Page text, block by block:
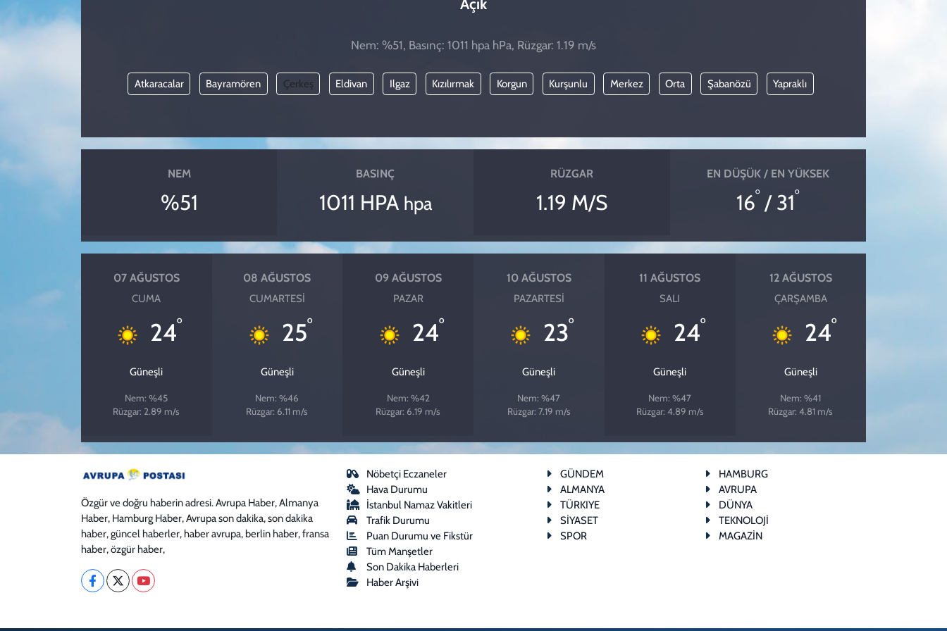
Nem: %51, Basınç: 1011 hpa hPa, Rüzgar: 1.19 m/s
Atkaracalar Bayramören Çerkeş Eldivan Ilgaz Kızılırmak Korgun Kurşunlu Merkez Orta Şabanözü Yapraklı
NEM
%51
BASINÇ
1011 HPA hpa
RÜZGAR
1.19 M/S
EN DÜŞÜK / EN YÜKSEK
16° / 31°
07 AĞUSTOS
CUMA
24°
Güneşli
Nem: %45
Rüzgar: 2.89 m/s
08 AĞUSTOS
CUMARTESI
25°
Güneşli
Nem: %46
Rüzgar: 6.11 m/s
09 AĞUSTOS
PAZAR
24°
Güneşli
Nem: %42
Rüzgar: 6.19 m/s
10 AĞUSTOS
PAZARTESI
23°
Güneşli
Nem: %47
Rüzgar: 7.19 m/s
11 AĞUSTOS
SALI
24°
Güneşli
Nem: %47
Rüzgar: 4.89 m/s
12 AĞUSTOS
ÇARŞAMBA
24°
Güneşli
Nem: %41
Rüzgar: 4.81 m/s
Özgür ve doğru haberin adresi. Avrupa Haber, Almanya
Haber, Hamburg Haber, Avrupa son dakika, son dakika
haber, güncel haberler, haber avrupa, berlin haber, fransa
haber, özgür haber,
Nöbetçi Eczaneler
Hava Durumu
İstanbul Namaz Vakitleri
Trafik Durumu
Puan Durumu ve Fikstür
Tüm Manşetler
Son Dakika Haberleri
Haber Arşivi
GÜNDEM
HAMBURG
ALMANYA
AVRUPA
TÜRKIYE
DÜNYA
SİYASET
TEKNOLOJİ
SPOR
MAGAZİN
KADIN